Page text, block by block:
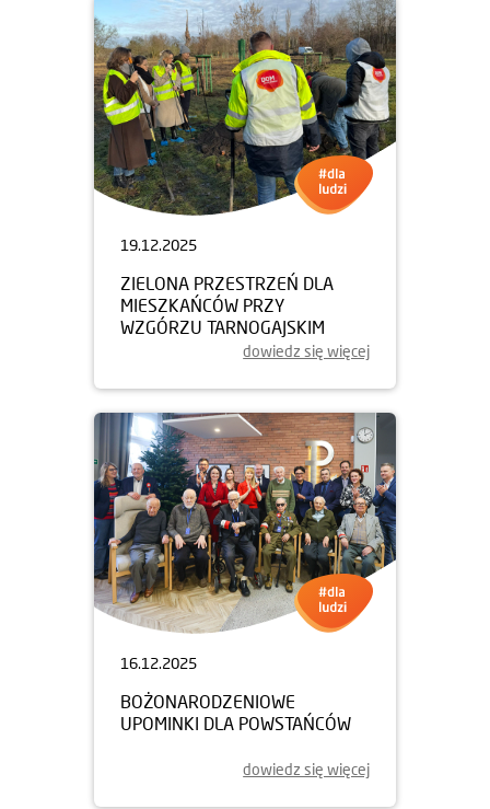
19.12.2025
ZIELONA PRZESTRZEŃ DLA
MIESZKAŃCÓW PRZY
WZGÓRZU TARNOGAJSKIM
dowiedz się więcej
16.12.2025
BOŻONARODZENIOWE
UPOMINKI DLA POWSTAŃCÓW
dowiedz się więcej